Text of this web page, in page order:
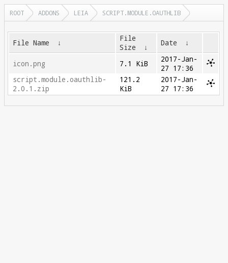
ROOT ADDONS LEIA SCRIPT.MODULE.OAUTHLIB
File Name ↓
File
Size
↓ Date ↓
icon.png 7.1 KiB
2017-Jan-
27 17:36
script.module.oauthlib-
2.0.1.zip
121.2
KiB
2017-Jan-
27 17:36